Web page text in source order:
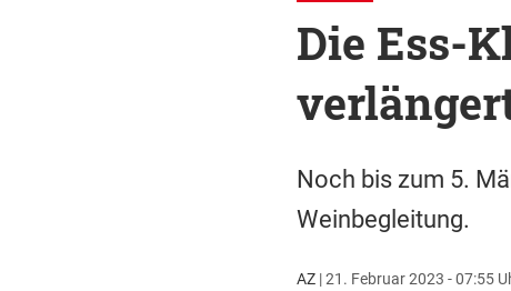
Die Ess-
Noch bis zum 5.
Weinbegleitung.
AZ|21. Februar 2023 - 07:55